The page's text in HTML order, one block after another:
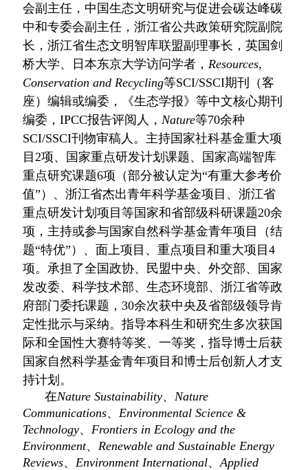
会副主任，中国生态文明研究与促进会碳达峰碳
中和专委会副主任，浙江省公共政策研究院副院
长，浙江省生态文明智库联盟副理事长，英国剑
桥大学、日本东京大学访问学者， Resources,
Conservation and Recycling等SCI/SSCI期刊（客
座）编辑或编委，《生态学报》等中文核心期刊
编委， IPCC报告评阅人， Nature等70余种
SCI/SSCI刊物审稿人 。主持国家社科基金重大项
目 2项、国家重点研发计划课题、国家高端智库
重点研究课题6项（部分被认定为“有重大参考价
值”）、浙江省杰出青年科学基金项目、浙江省
重点研发计划项目等国家和省部级科研课题20余
项，主持或参与国家自然科学基金青年项目（结
题“特优”）、面上项目、重点项目和重大项目4
项。 承担了全国政协、
民盟中央、外交部、国家
发改委、科学技术部、生态环境部、浙江省等政
府部门委托课题， 30余次获中央及省部级领导肯
定性批示与采纳。指导本科生和研究生多次获国
际和全国性大赛特等奖、一等奖，指导博士后获
国家自然科学基金青年项目和博士后创新人才支
持计划 。
在Nature Sustainability、 Nature
Communications、 Environmental Science &
Technology、 Frontiers in Ecology and the
Environment、 Renewable and Sustainable Energy
Reviews、 Environment International、 Applied